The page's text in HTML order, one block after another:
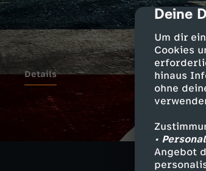
cmp-
Deine
Um dir
Cookies
hinaus
ohne
•
Angebot
Details